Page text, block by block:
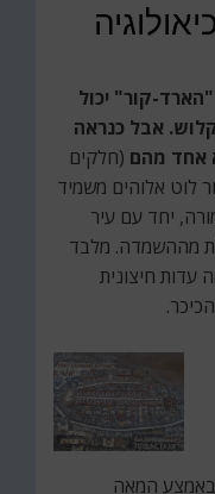
קור" יכול
אבל כנראה
אחד מהם (חלקים
לוט אלוהים משמיד
יחד עם עיר
מההשמדה. מלבד
עדות חיצונית
המאה